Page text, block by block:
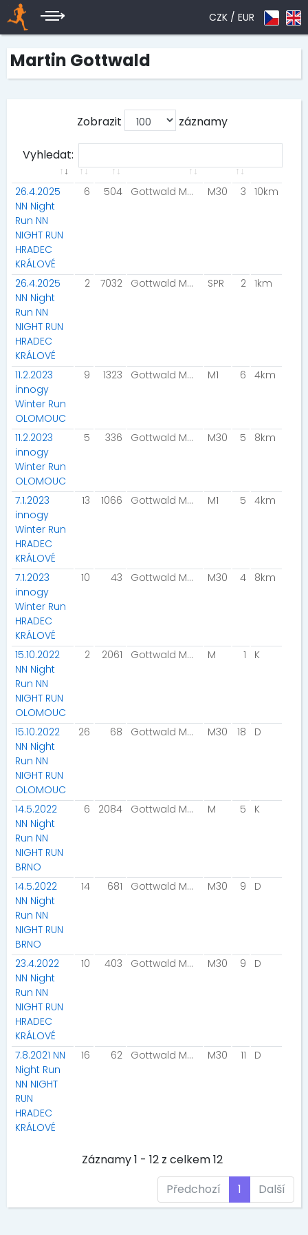
CZK / EUR
Martin Gottwald
Zobrazit záznamy
Vyhledat:
26.4.2025
NN Night
Run NN
NIGHT RUN
HRADEC
KRÁLOVÉ
6 504 Gottwald Martin M30 3 10km
26.4.2025
NN Night
Run NN
NIGHT RUN
HRADEC
KRÁLOVÉ
2 7032 Gottwald Martin SPR 2 1km
11.2.2023
innogy
Winter Run
OLOMOUC
9 1323 Gottwald Martin M1 6 4km
11.2.2023
innogy
Winter Run
OLOMOUC
5 336 Gottwald Martin M30 5 8km
7.1.2023
innogy
Winter Run
HRADEC
KRÁLOVÉ
13 1066 Gottwald Martin M1 5 4km
7.1.2023
innogy
Winter Run
HRADEC
KRÁLOVÉ
10 43 Gottwald Martin M30 4 8km
15.10.2022
NN Night
Run NN
NIGHT RUN
OLOMOUC
2 2061 Gottwald Martin M 1 K
15.10.2022
NN Night
Run NN
NIGHT RUN
OLOMOUC
26 68 Gottwald Martin M30 18 D
14.5.2022
NN Night
Run NN
NIGHT RUN
BRNO
6 2084 Gottwald Martin M 5 K
14.5.2022
NN Night
Run NN
NIGHT RUN
BRNO
14 681 Gottwald Martin M30 9 D
23.4.2022
NN Night
Run NN
NIGHT RUN
HRADEC
KRÁLOVÉ
10 403 Gottwald Martin M30 9 D
7.8.2021 NN
Night Run
NN NIGHT
RUN
HRADEC
KRÁLOVÉ
16 62 Gottwald Martin M30 11 D
Záznamy 1 - 12 z celkem 12
Předchozí
1 Další